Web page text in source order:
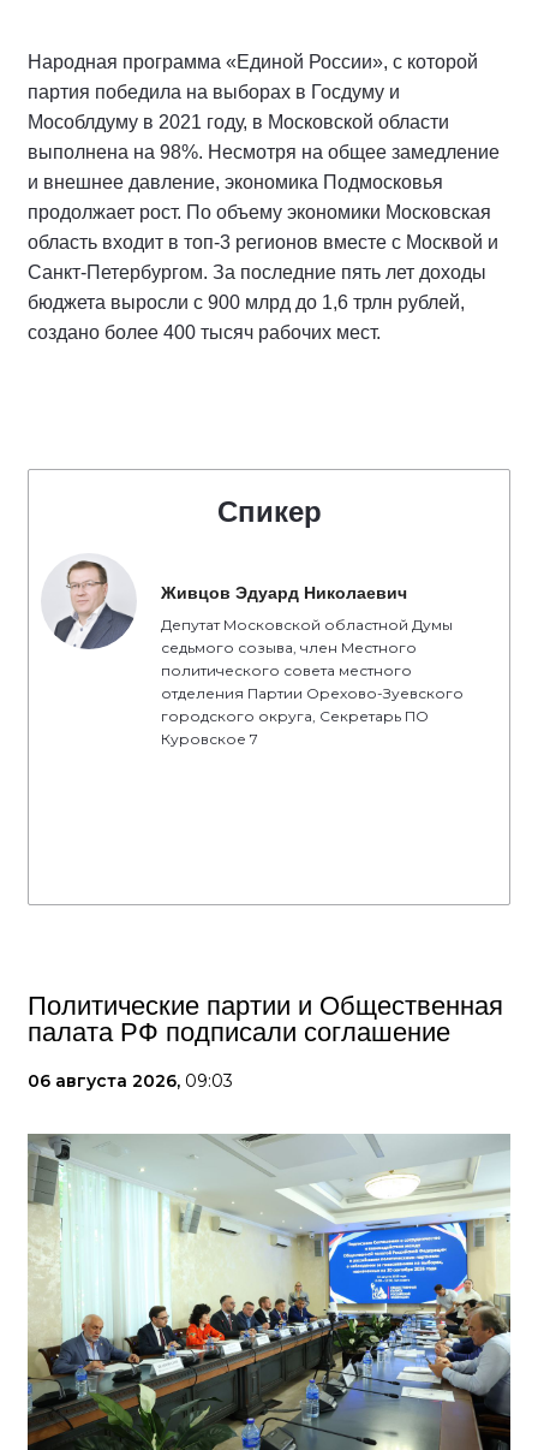
Народная программа «Единой России», с которой
партия победила на выборах в Госдуму и
Мособлдуму в 2021 году, в Московской области
выполнена на 98%. Несмотря на общее замедление
и внешнее давление, экономика Подмосковья
продолжает рост. По объему экономики Московская
область входит в топ-3 регионов вместе с Москвой и
Санкт-Петербургом. За последние пять лет доходы
бюджета выросли с 900 млрд до 1,6 трлн рублей,
создано более 400 тысяч рабочих мест.
Спикер
Живцов Эдуард Николаевич
Депутат Московской областной Думы
седьмого созыва, член Местного
политического совета местного
отделения Партии Орехово-Зуевского
городского округа, Секретарь ПО
Куровское 7
Политические партии и Общественная
палата РФ подписали соглашение
06 августа 2026, 09:03